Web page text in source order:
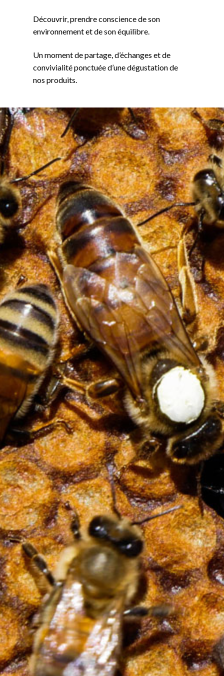
Découvrir, prendre conscience de son
environnement et de son équilibre.
Un moment de partage, d’échanges et de
convivialité ponctuée d’une dégustation de
nos produits.